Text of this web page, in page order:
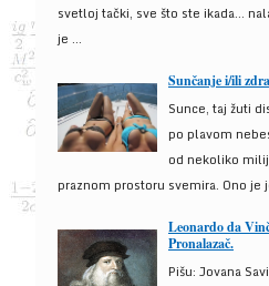
svetloj tački, sve što ste ikada…
je ...
Sunčanje i/ili
Sunce, taj žuti
po plavom
od nekoliko
praznom prostoru svemira. Ono je
Leonardo da
Pronalazač.
Pišu: Jovana